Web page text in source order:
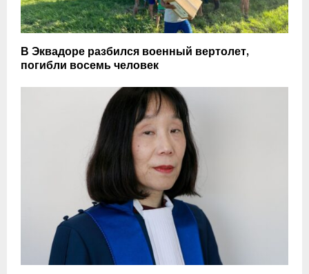
В Эквадоре разбился военный вертолет,
погибли восемь человек